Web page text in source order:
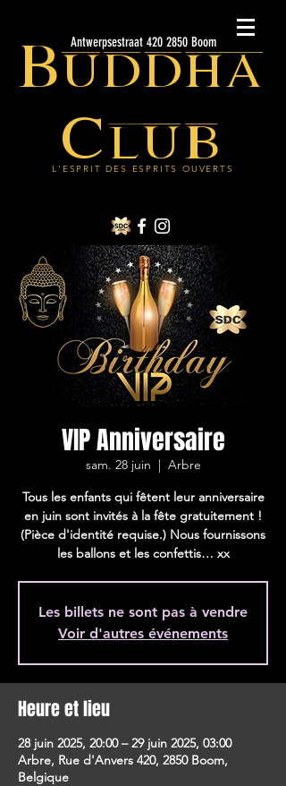
Buddha
Club
L'ESPRIT DES ESPRITS OUVERTS
Antwerpsestraat 420 2850 Boom
VIP Anniversaire
sam. 28 juin
  |
Arbre
Tous les enfants qui fêtent leur anniversaire
en juin sont invités à la fête gratuitement !
(Pièce d'identité requise.) Nous fournissons
les ballons et les confettis… xx
Les billets ne sont pas à vendre
Voir d'autres événements
Heure et lieu
28 juin 2025, 20:00 – 29 juin 2025, 03:00
Arbre, Rue d'Anvers 420, 2850 Boom,
Belgique